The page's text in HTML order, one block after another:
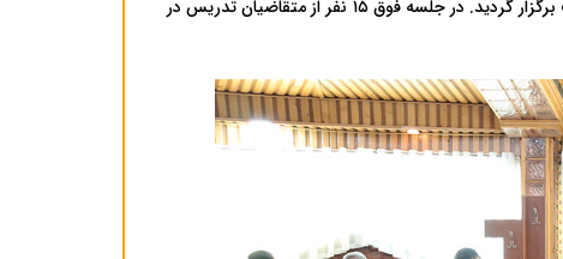
معاون آموزشی و تحصیلات تکمیلی و سایر اعضا در اتاق VIP جلسات حوزه ریاست برگزار گردید. در جلسه فوق ۱۵ نفر از متقاضیان تدریس در